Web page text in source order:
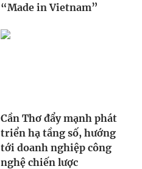
“Made in Vietnam”
Cần Thơ đẩy mạnh phát
triển hạ tầng số, hướng
tới doanh nghiệp công
nghệ chiến lược